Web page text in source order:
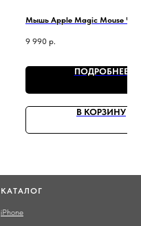
Мышь Apple Magic Mouse
9 990 р.
ПОДРОБНЕЕ
В КОРЗИНУ
КАТАЛОГ
iPhone